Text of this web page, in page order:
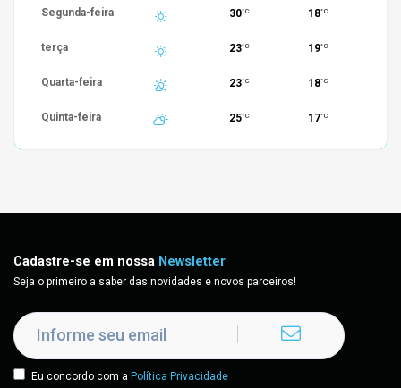
Segunda-feira 30°C 18°C
terça 23°C 19°C
Quarta-feira 23°C 18°C
Quinta-feira 25°C 17°C
Cadastre-se em nossa Newsletter
Seja o primeiro a saber das novidades e novos parceiros!
Eu concordo com a Política Privacidade